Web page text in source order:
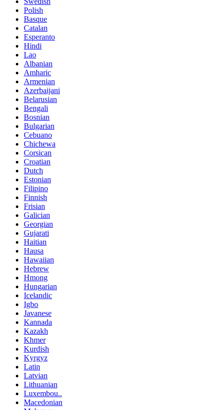
Polish
Basque
Catalan
Esperanto
Hindi
Lao
Albanian
Amharic
Armenian
Azerbaijani
Belarusian
Bengali
Bosnian
Bulgarian
Cebuano
Chichewa
Corsican
Croatian
Dutch
Estonian
Filipino
Finnish
Frisian
Galician
Georgian
Gujarati
Haitian
Hausa
Hawaiian
Hebrew
Hmong
Hungarian
Icelandic
Igbo
Javanese
Kannada
Kazakh
Khmer
Kurdish
Kyrgyz
Latin
Latvian
Lithuanian
Luxembou..
Macedonian